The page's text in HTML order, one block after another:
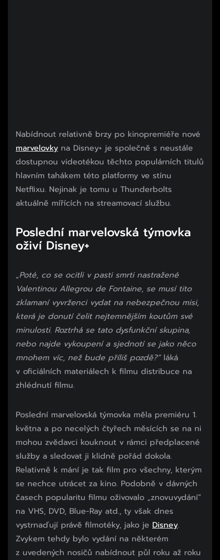
Nabídnout relativně brzy po kinopremiéře nové
marvelovky na Disney+ je společně s neustále
dostupnou videotékou těchto populárních titulů
hlavním tahákem této platformy ve stínu
Netflixu. Nejinak je tomu u Thunderbolts
aktuálně mířících na streamovací službu.
Poslední marvelovská týmovka
oživí Disney+
„Poté, co se ocitli v pasti smrti nastražené
Valentinou Allegrou de Fontaine, se musí tito
zklamaní vyvrženci vydat na nebezpečnou misi,
která je donutí čelit nejtemnějším koutům své
minulosti. Roztrhá se tato dysfunkční skupina,
nebo najde vykoupení a sjednotí se jako něco
mnohem víc, než bude příliš pozdě?“láká
v oficiálních materiálech k filmu distribuce na
zhlédnutí filmu.
Poslední marvelovská týmovka měla premiéru 1.
května a po necelých čtyřech měsících se na ni
mohou zvědavci kouknout v rámci předplacené
služby a sledovat ji klidně pořád dokola.
Relativně k mání je tak film pro všechny, kterým
se nechce utrácet za kino. Podobně v dávných
časech popularitu filmu oživovalo „znovuvydání“
na VHS, DVD, Blue-Ray atd., ty však dnes
vystrnaďují právě filmotéky, jako je Disney.
Zvykem tehdy bylo vydání na některém
z uvedených nosičů nabídnout půl roku až roku